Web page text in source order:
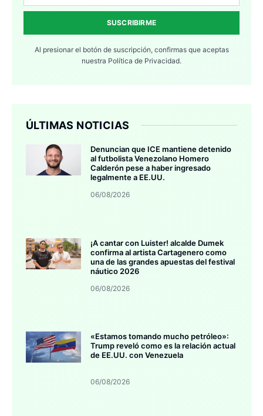
SUSCRIBIRME
Al presionar el botón de suscripción, confirmas que aceptas
nuestra Política de Privacidad.
ÚLTIMAS NOTICIAS
Denuncian que ICE mantiene detenido
al futbolista Venezolano Homero
Calderón pese a haber ingresado
legalmente a EE.UU.
06/08/2026
¡A cantar con Luister! alcalde Dumek
confirma al artista Cartagenero como
una de las grandes apuestas del festival
náutico 2026
06/08/2026
«Estamos tomando mucho petróleo»:
Trump reveló como es la relación actual
de EE.UU. con Venezuela
06/08/2026